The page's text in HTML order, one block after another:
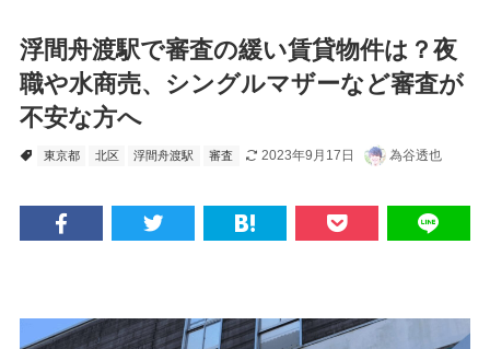
浮間舟渡駅で審査の緩い賃貸物件は？夜
職や水商売、シングルマザーなど審査が
不安な方へ
東京都 北区 浮間舟渡駅 審査 2023年9月17日 為谷透也